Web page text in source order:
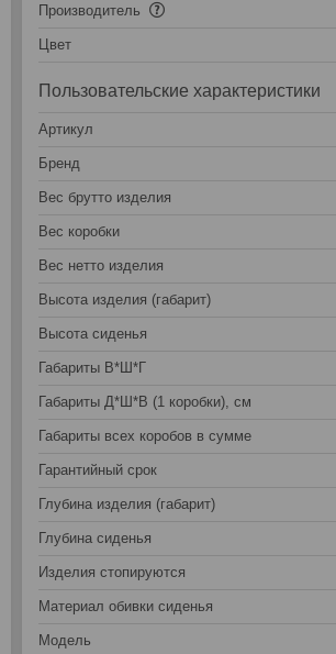
Производитель
Цвет
Пользовательские характеристики
Артикул
Бренд
Вес брутто изделия
Вес коробки
Вес нетто изделия
Высота изделия (габарит)
Высота сиденья
Габариты В*Ш*Г
Габариты Д*Ш*В (1 коробки), см
Габариты всех коробов в сумме
Гарантийный срок
Глубина изделия (габарит)
Глубина сиденья
Изделия стопируются
Материал обивки сиденья
Модель